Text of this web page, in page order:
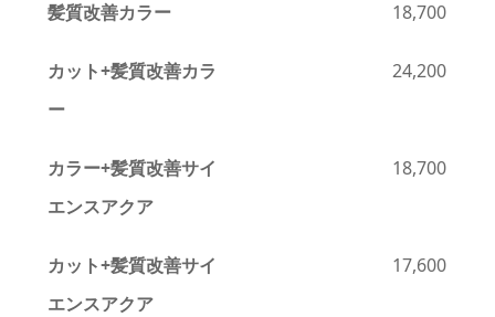
髪質改善カラー 18,700
カット+髪質改善カラ
ー
24,200
カラー+髪質改善サイ
エンスアクア
18,700
カット+髪質改善サイ
エンスアクア
17,600